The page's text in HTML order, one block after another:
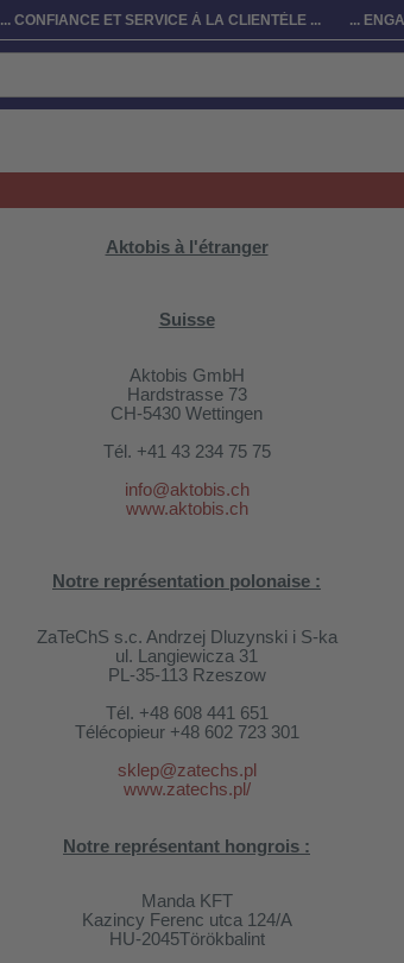
... CONFIANCE ET SERVICE À LA CLIENTÈLE ... ...
Aktobis à l'étranger
Suisse
Aktobis GmbH
Hardstrasse 73
CH-5430 Wettingen
Tél. +41 43 234 75 75
info@aktobis.ch
www.aktobis.ch
Notre représentation polonaise :
ZaTeChS s.c. Andrzej Dluzynski i S-ka
ul. Langiewicza 31
PL-35-113 Rzeszow
Tél. +48 608 441 651
Télécopieur +48 602 723 301
sklep@zatechs.pl
www.zatechs.pl/
Notre représentant hongrois :
Manda KFT
Kazincy Ferenc utca 124/A
HU-2045Törökbalint